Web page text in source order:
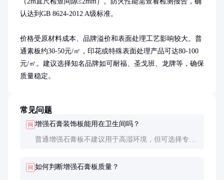
认达到GB 8624-2012 A级标准。
价格受原材料成本、品牌溢价和表面处理工艺影响较大。普
通素板约30-50元/㎡，印花或特殊表面处理产品可达80-100
元/㎡。建议选择知名品牌如可耐福、圣戈班、龙牌等，确保
质量稳定。
常见问题
问 增强石膏装饰板能用在卫生间吗？
普通增强石膏板不建议用于高湿环境，但可选择专用
问 如何判断增强石膏板质量？